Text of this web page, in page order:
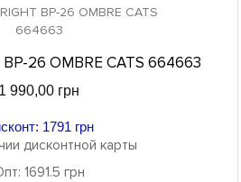
26 OMBRE CATS 664663
1 990,00 грн
1791 грн
дисконтной карты
1691.5 грн